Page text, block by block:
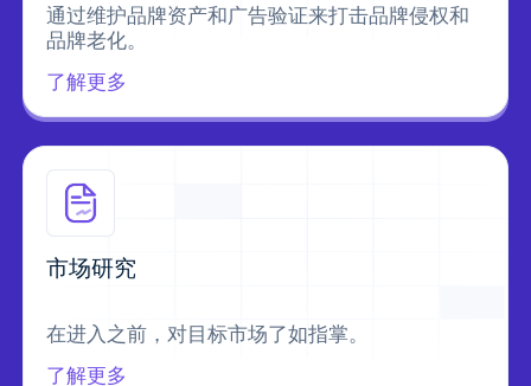
通过维护品牌资产和广告验证来打击品牌侵权和
品牌老化。
了解更多
市场研究
在进入之前，对目标市场了如指掌。
了解更多